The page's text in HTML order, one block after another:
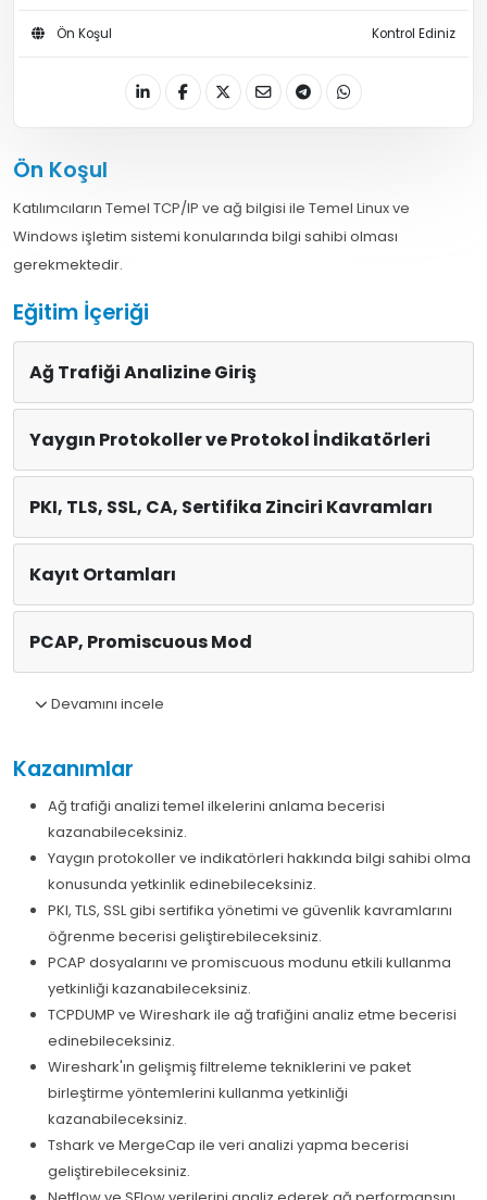
Ön Koşul Kontrol Ediniz
Ön Koşul
Katılımcıların Temel TCP/IP ve ağ bilgisi ile Temel Linux ve
Windows işletim sistemi konularında bilgi sahibi olması
gerekmektedir.
Eğitim İçeriği
Ağ Trafiği Analizine Giriş
Yaygın Protokoller ve Protokol İndikatörleri
PKI, TLS, SSL, CA, Sertifika Zinciri Kavramları
Kayıt Ortamları
PCAP, Promiscuous Mod
Devamını incele
Kazanımlar
Ağ trafiği analizi temel ilkelerini anlama becerisi
kazanabileceksiniz.
Yaygın protokoller ve indikatörleri hakkında bilgi sahibi olma
konusunda yetkinlik edinebileceksiniz.
PKI, TLS, SSL gibi sertifika yönetimi ve güvenlik kavramlarını
öğrenme becerisi geliştirebileceksiniz.
PCAP dosyalarını ve promiscuous modunu etkili kullanma
yetkinliği kazanabileceksiniz.
TCPDUMP ve Wireshark ile ağ trafiğini analiz etme becerisi
edinebileceksiniz.
Wireshark'ın gelişmiş filtreleme tekniklerini ve paket
birleştirme yöntemlerini kullanma yetkinliği
kazanabileceksiniz.
Tshark ve MergeCap ile veri analizi yapma becerisi
geliştirebileceksiniz.